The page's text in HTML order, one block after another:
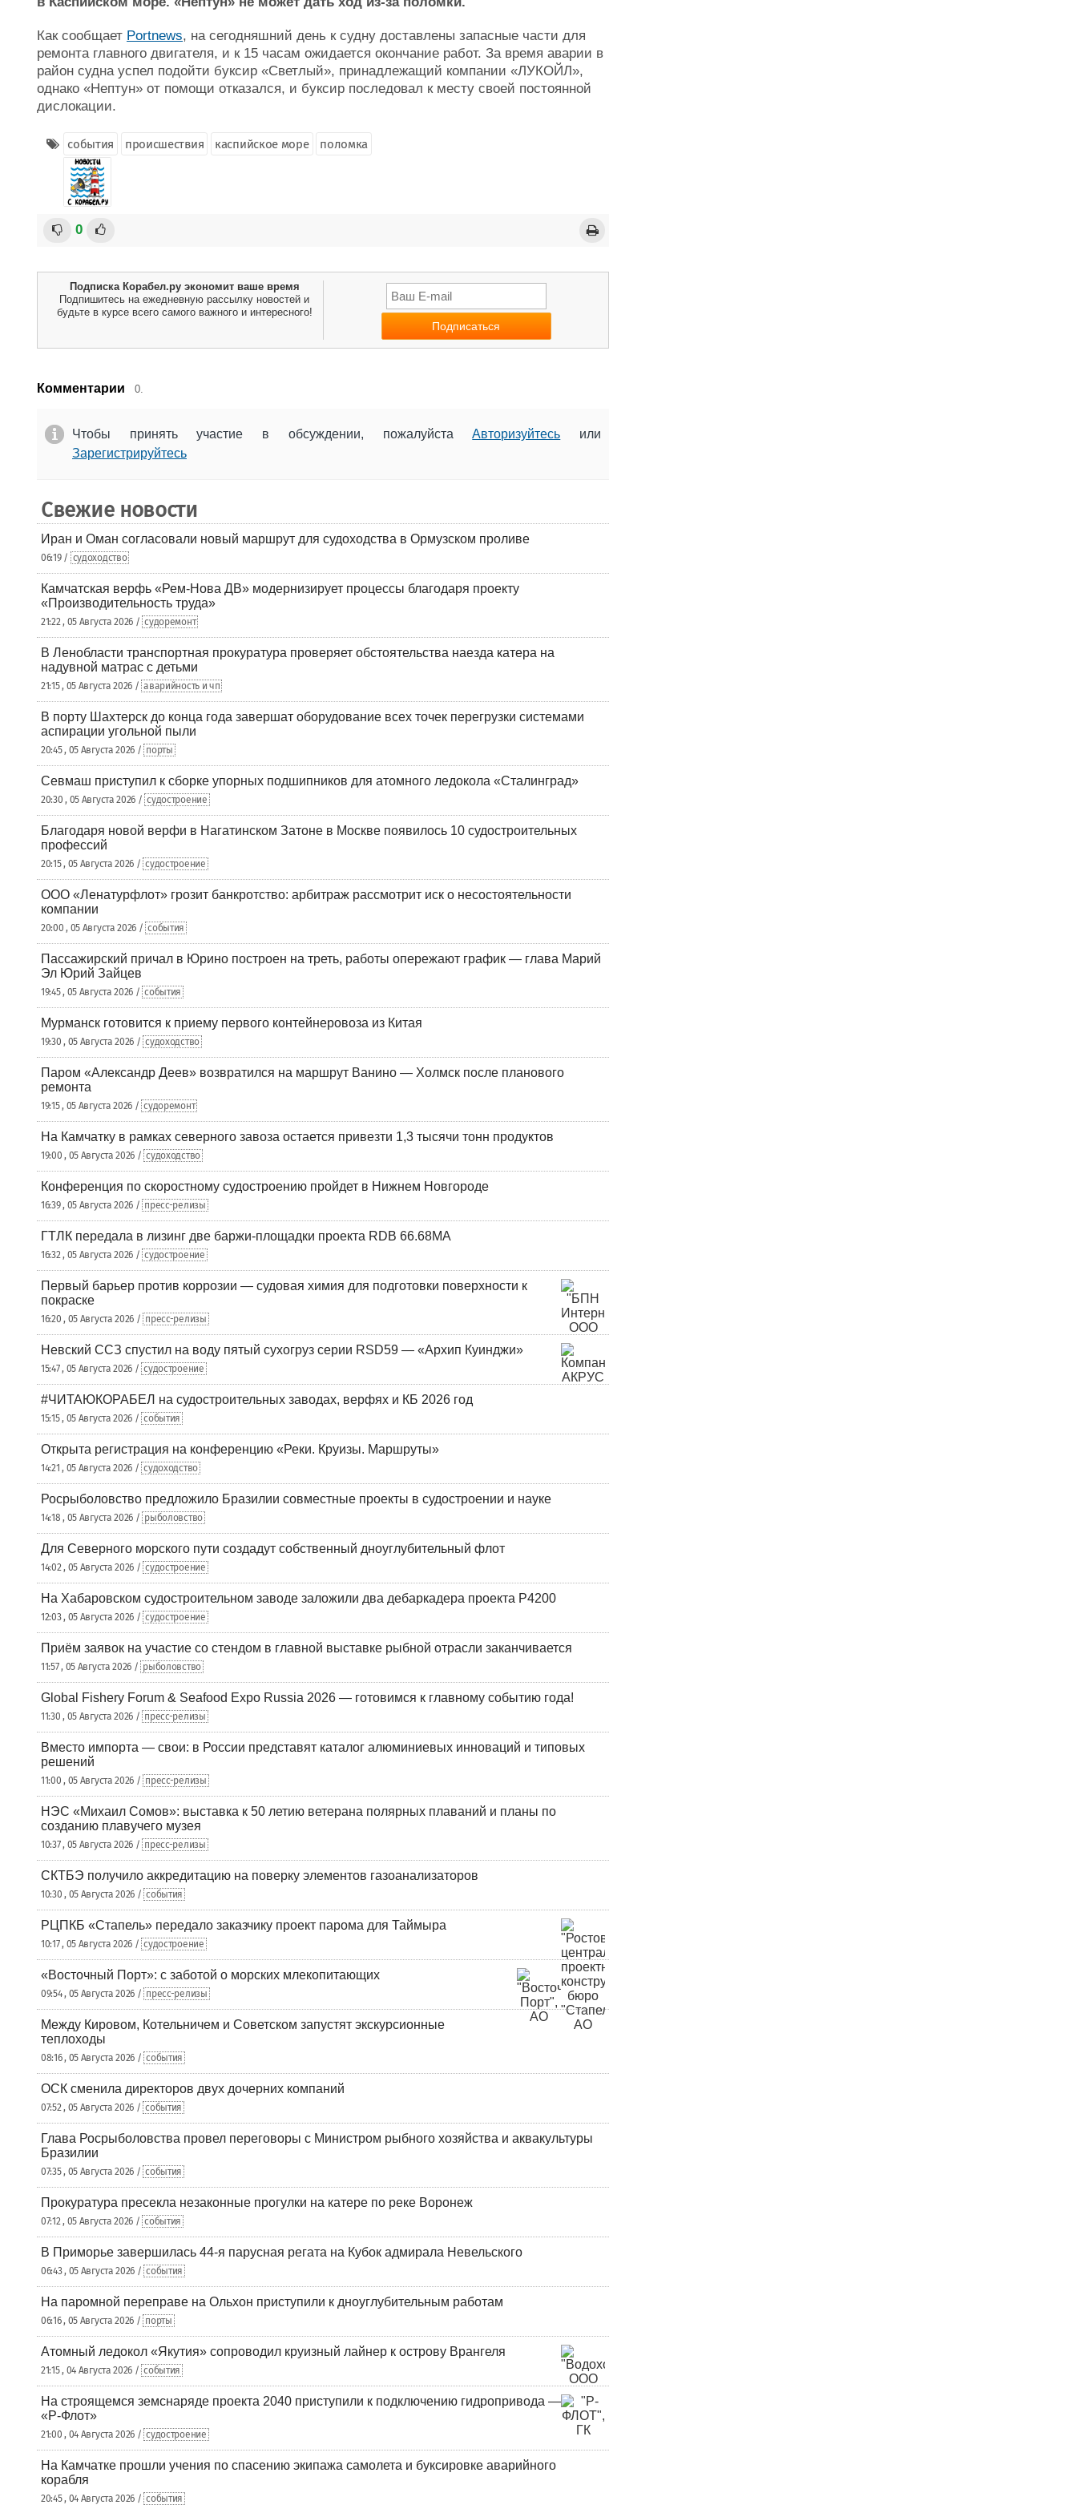
Как сообщает Portnews, на сегодняшний день к судну доставлены запасные части для
ремонта главного двигателя, и к 15 часам ожидается окончание работ. За время аварии в
район судна успел подойти буксир «Светлый», принадлежащий компании «ЛУКОЙЛ»,
однако «Нептун» от помощи отказался, и буксир последовал к месту своей постоянной
дислокации.
события происшествия каспийское море поломка
0
Подписка Корабел.ру экономит ваше время
Подпишитесь на ежедневную рассылку новостей и
будьте в курсе всего самого важного и интересного!
Комментарии 0.
Чтобы принять участие в обсуждении, пожалуйстаАвторизуйтесь или
Зарегистрируйтесь
Свежие новости
Иран и Оман согласовали новый маршрут для судоходства в Ормузском проливе
06:19 / судоходство
Камчатская верфь «Рем-Нова ДВ» модернизирует процессы благодаря проекту
«Производительность труда»
21:22 , 05 Августа 2026 / судоремонт
В Ленобласти транспортная прокуратура проверяет обстоятельства наезда катера на
надувной матрас с детьми
21:15 , 05 Августа 2026 / аварийность и чп
В порту Шахтерск до конца года завершат оборудование всех точек перегрузки системами
аспирации угольной пыли
20:45 , 05 Августа 2026 / порты
Севмаш приступил к сборке упорных подшипников для атомного ледокола «Сталинград»
20:30 , 05 Августа 2026 / судостроение
Благодаря новой верфи в Нагатинском Затоне в Москве появилось 10 судостроительных
профессий
20:15 , 05 Августа 2026 / судостроение
ООО «Ленатурфлот» грозит банкротство: арбитраж рассмотрит иск о несостоятельности
компании
20:00 , 05 Августа 2026 / события
Пассажирский причал в Юрино построен на треть, работы опережают график — глава Марий
Эл Юрий Зайцев
19:45 , 05 Августа 2026 / события
Мурманск готовится к приему первого контейнеровоза из Китая
19:30 , 05 Августа 2026 / судоходство
Паром «Александр Деев» возвратился на маршрут Ванино — Холмск после планового
ремонта
19:15 , 05 Августа 2026 / судоремонт
На Камчатку в рамках северного завоза остается привезти 1,3 тысячи тонн продуктов
19:00 , 05 Августа 2026 / судоходство
Конференция по скоростному судостроению пройдет в Нижнем Новгороде
16:39 , 05 Августа 2026 / пресс-релизы
ГТЛК передала в лизинг две баржи-площадки проекта RDB 66.68МА
16:32 , 05 Августа 2026 / судостроение
Первый барьер против коррозии — судовая химия для подготовки поверхности к
покраске
16:20 , 05 Августа 2026 / пресс-релизы
Невский ССЗ спустил на воду пятый сухогруз серии RSD59 — «Архип Куинджи»
15:47 , 05 Августа 2026 / судостроение
#ЧИТАЮКОРАБЕЛ на судостроительных заводах, верфях и КБ 2026 год
15:15 , 05 Августа 2026 / события
Открыта регистрация на конференцию «Реки. Круизы. Маршруты»
14:21 , 05 Августа 2026 / судоходство
Росрыболовство предложило Бразилии совместные проекты в судостроении и науке
14:18 , 05 Августа 2026 / рыболовство
Для Северного морского пути создадут собственный дноуглубительный флот
14:02 , 05 Августа 2026 / судостроение
На Хабаровском судостроительном заводе заложили два дебаркадера проекта Р4200
12:03 , 05 Августа 2026 / судостроение
Приём заявок на участие со стендом в главной выставке рыбной отрасли заканчивается
11:57 , 05 Августа 2026 / рыболовство
Global Fishery Forum & Seafood Expo Russia 2026 — готовимся к главному событию года!
11:30 , 05 Августа 2026 / пресс-релизы
Вместо импорта — свои: в России представят каталог алюминиевых инноваций и типовых
решений
11:00 , 05 Августа 2026 / пресс-релизы
НЭС «Михаил Сомов»: выставка к 50 летию ветерана полярных плаваний и планы по
созданию плавучего музея
10:37 , 05 Августа 2026 / пресс-релизы
СКТБЭ получило аккредитацию на поверку элементов газоанализаторов
10:30 , 05 Августа 2026 / события
РЦПКБ «Стапель» передало заказчику проект парома для Таймыра
10:17 , 05 Августа 2026 / судостроение
«Восточный Порт»: с заботой о морских млекопитающих
09:54 , 05 Августа 2026 / пресс-релизы
Между Кировом, Котельничем и Советском запустят экскурсионные
теплоходы
08:16 , 05 Августа 2026 / события
ОСК сменила директоров двух дочерних компаний
07:52 , 05 Августа 2026 / события
Глава Росрыболовства провел переговоры с Министром рыбного хозяйства и аквакультуры
Бразилии
07:35 , 05 Августа 2026 / события
Прокуратура пресекла незаконные прогулки на катере по реке Воронеж
07:12 , 05 Августа 2026 / события
В Приморье завершилась 44-я парусная регата на Кубок адмирала Невельского
06:43 , 05 Августа 2026 / события
На паромной переправе на Ольхон приступили к дноуглубительным работам
06:16 , 05 Августа 2026 / порты
Атомный ледокол «Якутия» сопроводил круизный лайнер к острову Врангеля
21:15 , 04 Августа 2026 / события
На строящемся земснаряде проекта 2040 приступили к подключению гидропривода —
«Р-Флот»
21:00 , 04 Августа 2026 / судостроение
На Камчатке прошли учения по спасению экипажа самолета и буксировке аварийного
корабля
20:45 , 04 Августа 2026 / события